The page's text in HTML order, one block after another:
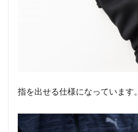
指を出せる仕様になっています。